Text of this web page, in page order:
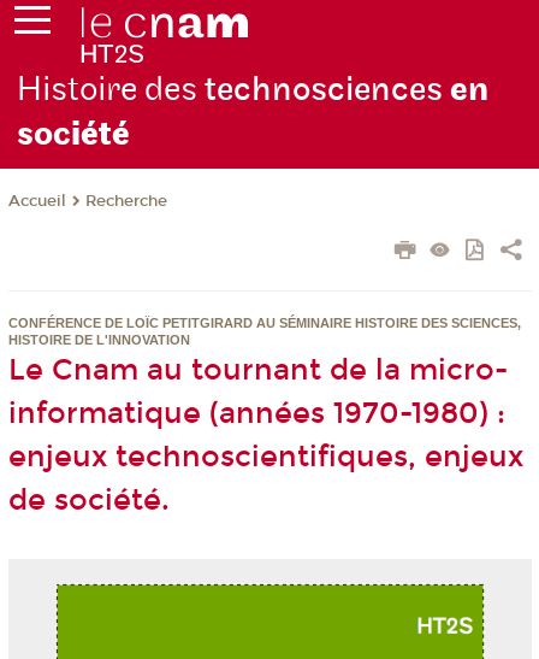
Histoire des technosciences en
société
Accueil Recherche
CONFÉRENCE DE LOÏC PETITGIRARD AU SÉMINAIRE HISTOIRE DES SCIENCES,
HISTOIRE DE L'INNOVATION
Le Cnam au tournant de la micro-
informatique (années 1970-1980) :
enjeux technoscientifiques, enjeux
de société.